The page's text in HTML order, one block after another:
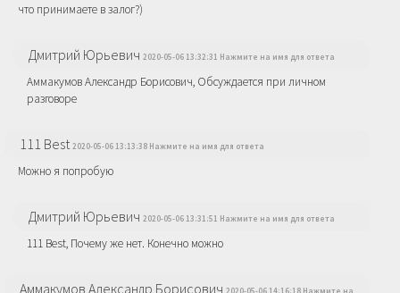
что принимаете в залог?)
Дмитрий Юрьевич 2020-05-06 13:32:31 Нажмите на имя для ответа
Аммакумов Александр Борисович, Обсуждается при личном
разговоре
111 Best 2020-05-06 13:13:38 Нажмите на имя для ответа
Можно я попробую
Дмитрий Юрьевич 2020-05-06 13:31:51 Нажмите на имя для ответа
111 Best, Почему же нет. Конечно можно
Аммакумов Александр Борисович 2020-05-06 14:16:18 Нажмите на